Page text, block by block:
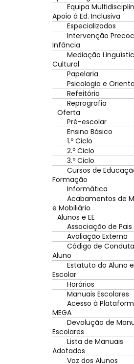
Equipa
Apoio à Ed. Inclusiva
Especializados
Intervenção
Infância
Mediação
Cultural
Papelaria
Psicologia e
Refeitório
Reprografia
Oferta
Pré-escolar
Ensino Básico
1.º Ciclo
2.º Ciclo
3.º Ciclo
Cursos de
Formação
Informática
Acabamentos de
e Mobiliário
Alunos e EE
Associação de Pais
Avaliação Externa
Código de
Aluno
Estatuto do Aluno
Escolar
Horários
Manuais Escolares
Acesso à
MEGA
Devolução de
Escolares
Lista de Manuais
Adotados
Voz dos Alunos